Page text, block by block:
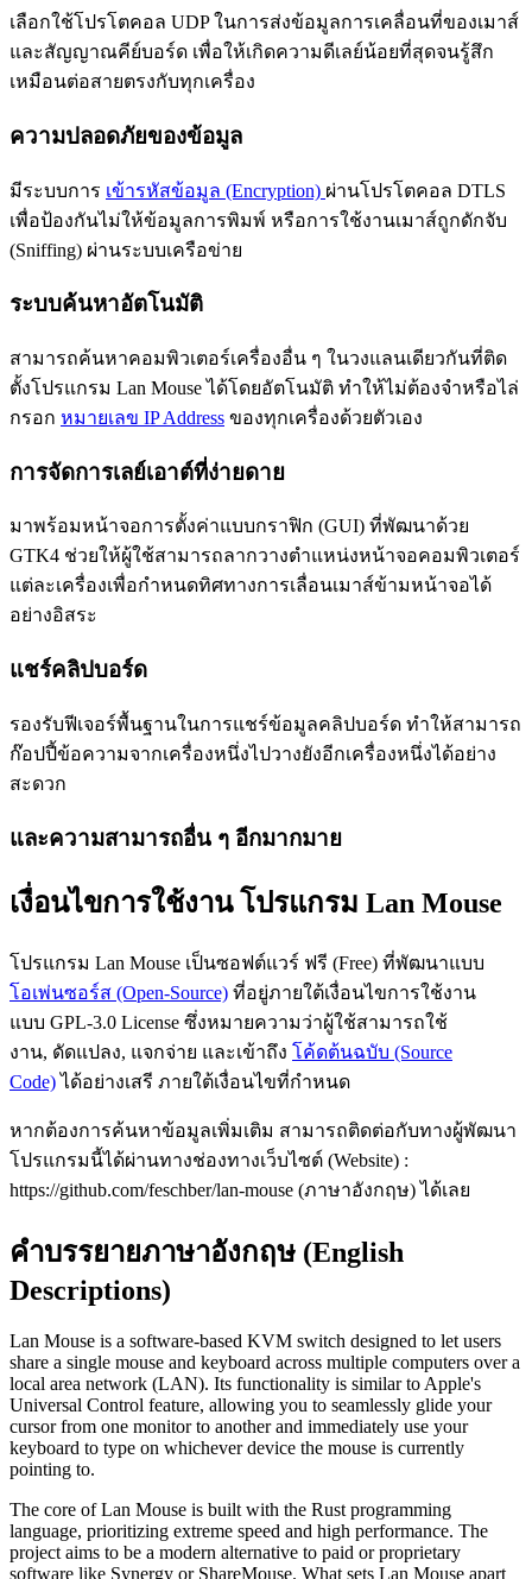
เลือกใช้โปรโตคอล UDP ในการส่งข้อมูลการเคลื่อนที่ของเมาส์
และสัญญาณคีย์บอร์ด เพื่อให้เกิดความดีเลย์น้อยที่สุดจนรู้สึก
เหมือนต่อสายตรงกับทุกเครื่อง
ความปลอดภัยของข้อมูล
มีระบบการ เข้ารหัสข้อมูล (Encryption) ผ่านโปรโตคอล DTLS
เพื่อป้องกันไม่ให้ข้อมูลการพิมพ์ หรือการใช้งานเมาส์ถูกดักจับ
(Sniffing) ผ่านระบบเครือข่าย
ระบบค้นหาอัตโนมัติ
สามารถค้นหาคอมพิวเตอร์เครื่องอื่น ๆ ในวงแลนเดียวกันที่ติด
ตั้งโปรแกรม Lan Mouse ได้โดยอัตโนมัติ ทำให้ไม่ต้องจำหรือไล่
กรอก หมายเลข IP Address ของทุกเครื่องด้วยตัวเอง
การจัดการเลย์เอาต์ที่ง่ายดาย
มาพร้อมหน้าจอการตั้งค่าแบบกราฟิก (GUI) ที่พัฒนาด้วย
GTK4 ช่วยให้ผู้ใช้สามารถลากวางตำแหน่งหน้าจอคอมพิวเตอร์
แต่ละเครื่องเพื่อกำหนดทิศทางการเลื่อนเมาส์ข้ามหน้าจอได้
อย่างอิสระ
แชร์คลิปบอร์ด
รองรับฟีเจอร์พื้นฐานในการแชร์ข้อมูลคลิปบอร์ด ทำให้สามารถ
ก๊อปปี้ข้อความจากเครื่องหนึ่งไปวางยังอีกเครื่องหนึ่งได้อย่าง
สะดวก
และความสามารถอื่น ๆ อีกมากมาย
เงื่อนไขการใช้งาน โปรแกรม Lan Mouse
โปรแกรม Lan Mouse เป็นซอฟต์แวร์ ฟรี (Free) ที่พัฒนาแบบ
โอเพ่นซอร์ส (Open-Source) ที่อยู่ภายใต้เงื่อนไขการใช้งาน
แบบ GPL-3.0 License ซึ่งหมายความว่าผู้ใช้สามารถใช้
งาน, ดัดแปลง, แจกจ่าย และเข้าถึง โค้ดต้นฉบับ (Source
Code)ได้อย่างเสรี ภายใต้เงื่อนไขที่กำหนด
หากต้องการค้นหาข้อมูลเพิ่มเติม สามารถติดต่อกับทางผู้พัฒนา
โปรแกรมนี้ได้ผ่านทางช่องทางเว็บไซต์ (Website) :
https://github.com/feschber/lan-mouse (ภาษาอังกฤษ) ได้เลย
คำบรรยายภาษาอังกฤษ (English
Descriptions)
Lan Mouse is a software-based KVM switch designed to let users
share a single mouse and keyboard across multiple computers over a
local area network (LAN). Its functionality is similar to Apple's
Universal Control feature, allowing you to seamlessly glide your
cursor from one monitor to another and immediately use your
keyboard to type on whichever device the mouse is currently
pointing to.
The core of Lan Mouse is built with the Rust programming
language, prioritizing extreme speed and high performance. The
project aims to be a modern alternative to paid or proprietary
software like Synergy or ShareMouse. What sets Lan Mouse apart